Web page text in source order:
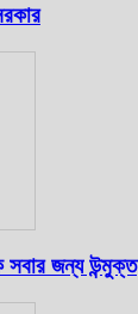
সবার জন্য উন্মুক্ত